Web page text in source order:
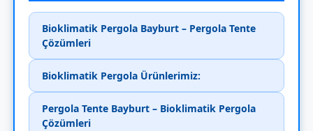
Bioklimatik Pergola Bayburt – Pergola Tente
Çözümleri
Bioklimatik Pergola Ürünlerimiz:
Pergola Tente Bayburt – Bioklimatik Pergola
Çözümleri